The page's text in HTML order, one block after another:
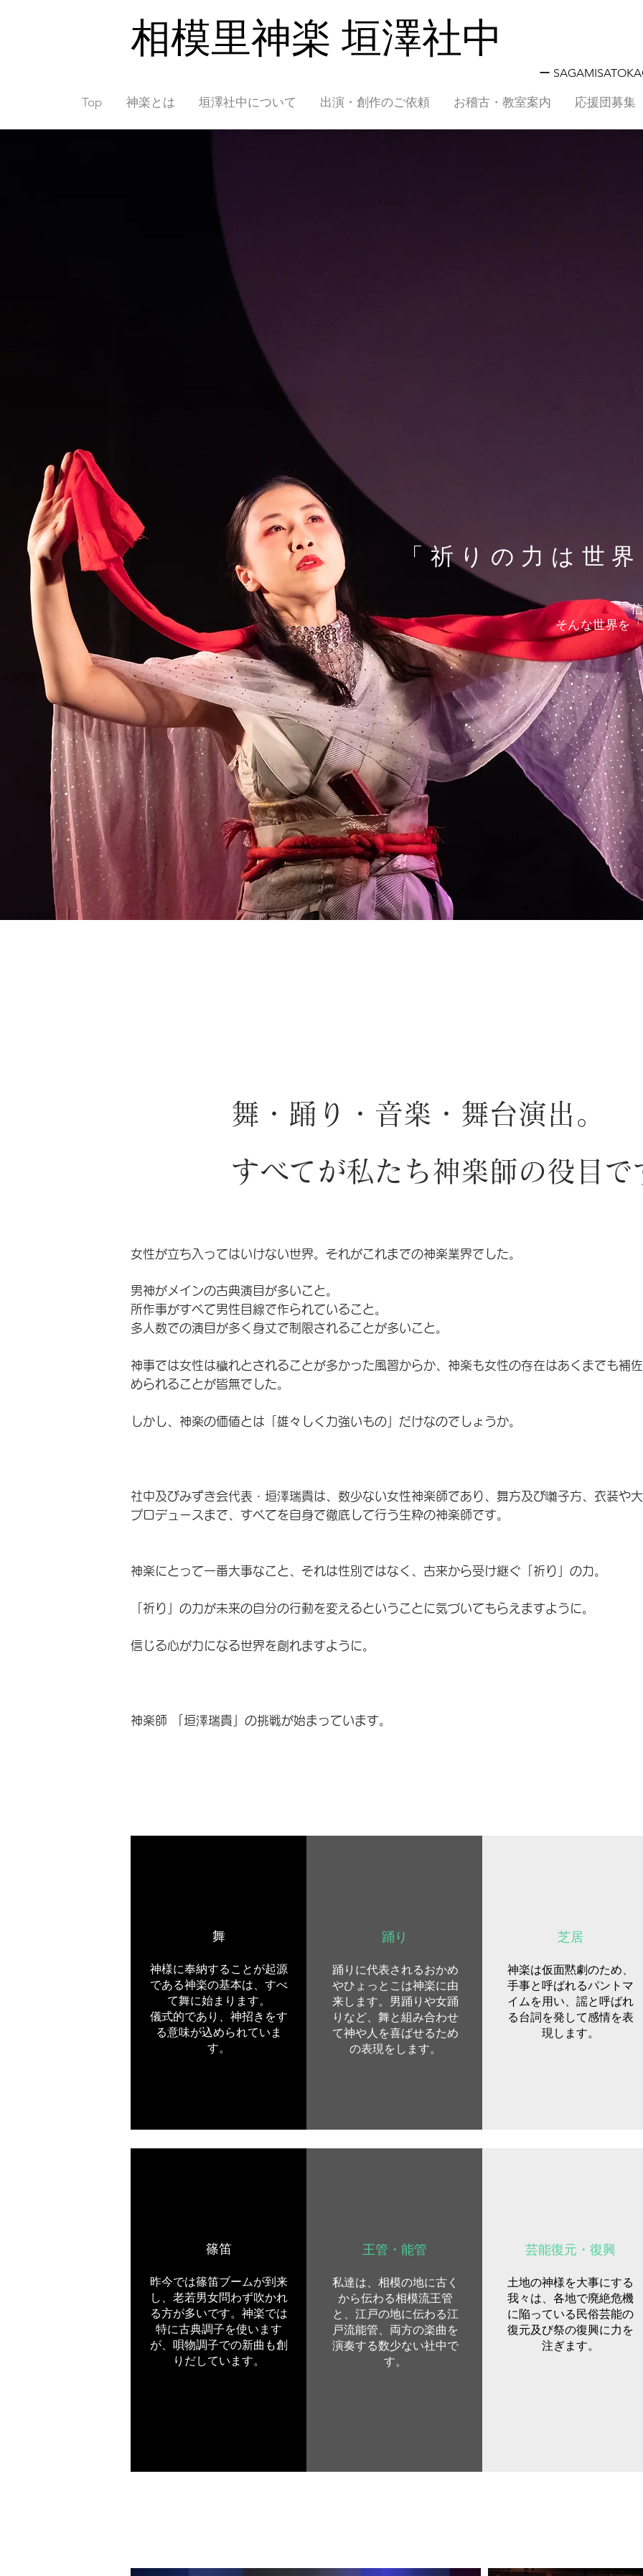
相模里神楽 垣澤社中
ー
Top 神楽とは 垣澤社中について 出演・創作のご依頼 お稽古・教室案内 応援団募集
「祈りの力は世
そんな世界を
舞・踊り・音楽・舞台演出。
すべてが私たち神楽師の役目で
女性が立ち入ってはいけない世界。それがこれまでの神楽業界でした。
男神がメインの古典演目が多いこと。
所作事がすべて男性目線で作られていること。
多人数での演目が多く身丈で制限されることが多いこと。
神事では女性は穢れとされることが多かった風習からか、神楽も女性の存在はあくまでも補
められることが皆無でした。
しかし、神楽の価値とは「雄々しく力強いもの」だけなのでしょうか。
社中及びみずき会代表・垣澤瑞貴は、数少ない女性神楽師であり、舞方及び囃子方、衣装や
プロデュースまで、すべてを自身で徹底して行う生粋の神楽師です。
​神楽にとって一番大事なこと、それは性別ではなく、古来から受け継ぐ「祈り」の力。
「祈り」の力が未来の自分の行動を変えるということに気づいてもらえますように。
信じる心が力になる世界を創れますように。
​神楽師 「垣澤瑞貴」の挑戦が始まっています。
​舞
神様に奉納することが起源
である神楽の基本は、すべ
て舞に始まります。
​儀式的であり、神招きをす
る意味が込められていま
す。
踊り
踊りに代表されるおかめ
やひょっとこは神楽に由
来します。男踊りや女踊
りなど、舞と組み合わせ
て神や人を喜ばせるため
の表現をします。
芝居
神楽は仮面黙劇のため、
手事と呼ばれるパントマ
イムを用い、謡と呼ばれ
る台詞を発して感情を表
現します。
篠笛
昨今では篠笛ブームが到来
し、老若男女問わず吹かれ
る方が多いです。神楽では
特に古典調子を使います
が、唄物調子での新曲も創
りだしています。
王管・能管
私達は、相模の地に古く
から伝わる相模流王管
と、江戸の地に伝わる江
戸流能管、両方の楽曲を
演奏する数少ない社中で
す。
芸能復元・復興
土地の神様を大事にする
我々は、各地で廃絶危機
に陥っている民俗芸能の
復元及び祭の復興に力を
注ぎます。